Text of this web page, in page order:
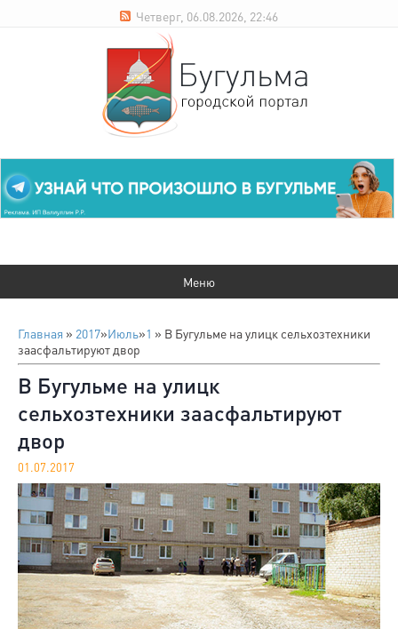
Четверг, 06.08.2026, 22:46
Главная » 2017»Июль»1 » В Бугульме на улицк сельхозтехники
заасфальтируют двор
В Бугульме на улицк
сельхозтехники заасфальтируют
двор
01.07.2017